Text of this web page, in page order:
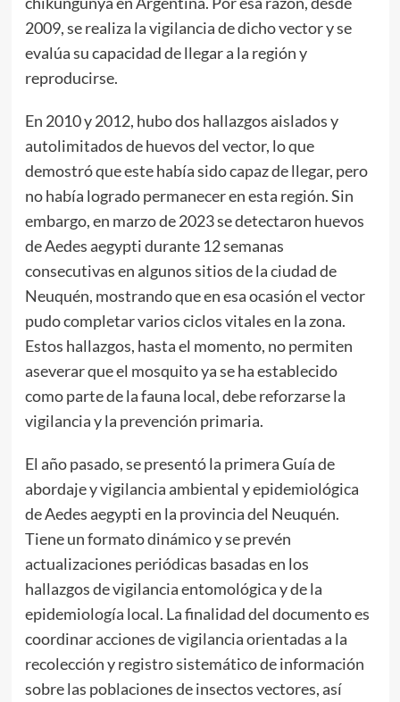
2009, se realiza la vigilancia de dicho vector y se
evalúa su capacidad de llegar a la región y
reproducirse.
En 2010 y 2012, hubo dos hallazgos aislados y
autolimitados de huevos del vector, lo que
demostró que este había sido capaz de llegar, pero
no había logrado permanecer en esta región. Sin
embargo, en marzo de 2023 se detectaron huevos
de Aedes aegypti durante 12 semanas
consecutivas en algunos sitios de la ciudad de
Neuquén, mostrando que en esa ocasión el vector
pudo completar varios ciclos vitales en la zona.
Estos hallazgos, hasta el momento, no permiten
aseverar que el mosquito ya se ha establecido
como parte de la fauna local, debe reforzarse la
vigilancia y la prevención primaria.
El año pasado, se presentó la primera Guía de
abordaje y vigilancia ambiental y epidemiológica
de Aedes aegypti en la provincia del Neuquén.
Tiene un formato dinámico y se prevén
actualizaciones periódicas basadas en los
hallazgos de vigilancia entomológica y de la
epidemiología local. La finalidad del documento es
coordinar acciones de vigilancia orientadas a la
recolección y registro sistemático de información
sobre las poblaciones de insectos vectores, así